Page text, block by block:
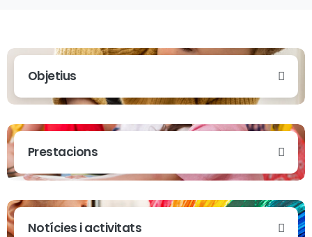
Objetius
Prestacions
Notícies i activitats